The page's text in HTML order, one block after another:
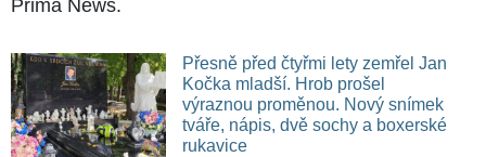
Prima News.
Přesně před čtyřmi lety zemřel Jan
Kočka mladší. Hrob prošel
výraznou proměnou. Nový snímek
tváře, nápis, dvě sochy a boxerské
rukavice